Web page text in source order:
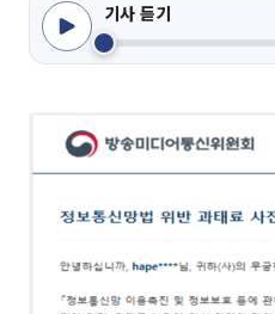
기사 듣기